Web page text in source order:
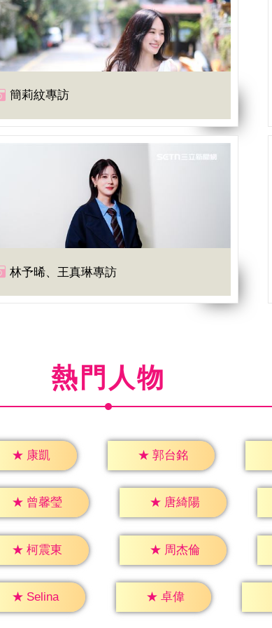
簡莉紋專訪
林予晞、王真琳專訪
熱門人物
★ 康凱 ★ 郭台銘
★ 曾馨瑩 ★ 唐綺陽
★ 柯震東 ★ 周杰倫
★ Selina ★ 卓偉